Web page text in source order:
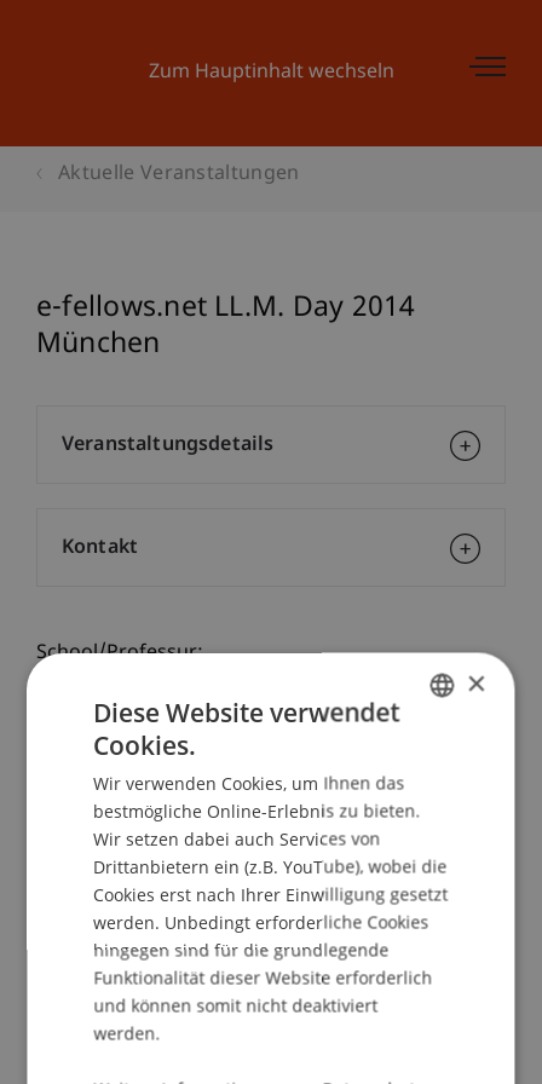
Zum Hauptinhalt wechseln
Aktuelle Veranstaltungen
e-fellows.net LL.M. Day 2014
München
School/Professur:
Das Institut für Finanzdienstleistungen wird beim
LL.M. Day 2014 in München, neben anderen
international renommierten Law Schools, seine
berufsbegleitenden Weiterbildungsstudiengänge
vorstellen.
Im September 2014 werden folgende
Studiengänge starten:
Executive Master of Laws (LL.M.) in Gesellschafts-
Stiftungs und Trustrecht
Executive Master of Laws (LL.M.) in International
Veranstaltungsdetails
Kontakt
×
Diese Website verwendet
Cookies.
Wir verwenden Cookies, um Ihnen das
bestmögliche Online-Erlebnis zu bieten.
Wir setzen dabei auch Services von
Drittanbietern ein (z.B. YouTube), wobei die
Cookies erst nach Ihrer Einwilligung gesetzt
werden. Unbedingt erforderliche Cookies
hingegen sind für die grundlegende
Funktionalität dieser Website erforderlich
und können somit nicht deaktiviert
werden.